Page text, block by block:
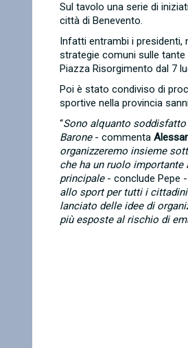
Sul tavolo una serie di
città di Benevento.
Infatti entrambi i presidenti,
strategie comuni sulle
Piazza Risorgimento dal 7
Poi è stato condiviso di
sportive nella provincia
“Sono alquanto
Barone - commenta
organizzeremo insieme
che ha un ruolo
principale- conclude Pepe -
allo sport per tutti i
lanciato delle idee di
più esposte al rischio di